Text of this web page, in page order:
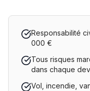
Responsabilité
000 €
Tous risques
dans chaque
Vol, incendie,